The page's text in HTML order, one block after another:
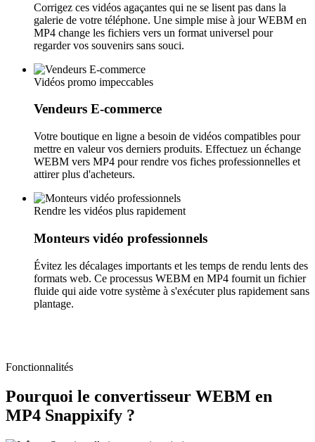
Corrigez ces vidéos agaçantes qui ne se lisent pas dans la
galerie de votre téléphone. Une simple mise à jour WEBM en
MP4 change les fichiers vers un format universel pour
regarder vos souvenirs sans souci.
Vidéos promo impeccables
Vendeurs E-commerce
Votre boutique en ligne a besoin de vidéos compatibles pour
mettre en valeur vos derniers produits. Effectuez un échange
WEBM vers MP4 pour rendre vos fiches professionnelles et
attirer plus d'acheteurs.
Rendre les vidéos plus rapidement
Monteurs vidéo professionnels
Évitez les décalages importants et les temps de rendu lents des
formats web. Ce processus WEBM en MP4 fournit un fichier
fluide qui aide votre système à s'exécuter plus rapidement sans
plantage.
Fonctionnalités
Pourquoi le convertisseur WEBM en
MP4 Snappixify ?